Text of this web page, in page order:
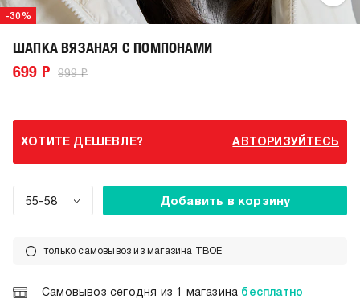
-30%
ШАПКА ВЯЗАНАЯ С ПОМПОНАМИ
699 Р 999 Р
ХОТИТЕ ДЕШЕВЛЕ? АВТОРИЗУЙТЕСЬ
55-58 Добавить в корзину
только самовывоз из магазина ТВОЕ
Самовывоз сегодня из 1 магазина бесплатно